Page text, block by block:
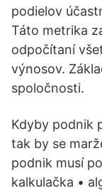
podielov
Táto metrika
odpočítaní
výnosov.
spoločnosti.
Kdyby podnik
tak by se
podnik musí
kalkulačka •